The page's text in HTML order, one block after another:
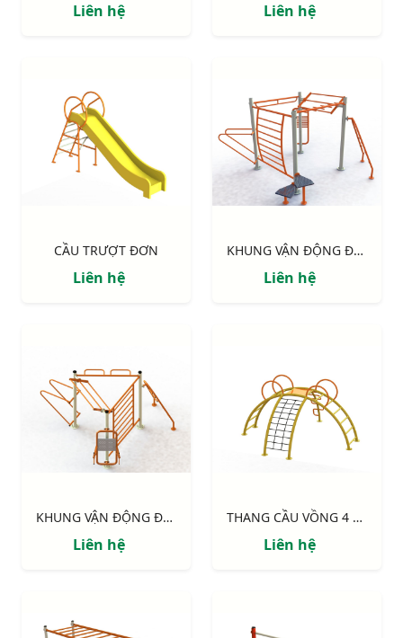
Liên hệ Liên hệ
CẦU TRƯỢT ĐƠN
Liên hệ
KHUNG VẬN ĐỘNG ĐA NĂNG 4 MẶT
Liên hệ
KHUNG VẬN ĐỘNG ĐA NĂNG 3 MẶT
Liên hệ
THANG CẦU VỒNG 4 HƯỚNG
Liên hệ